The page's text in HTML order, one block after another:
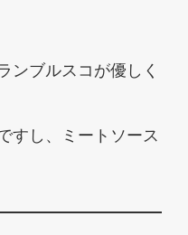
ンブルスコが優しく
すし、ミートソース